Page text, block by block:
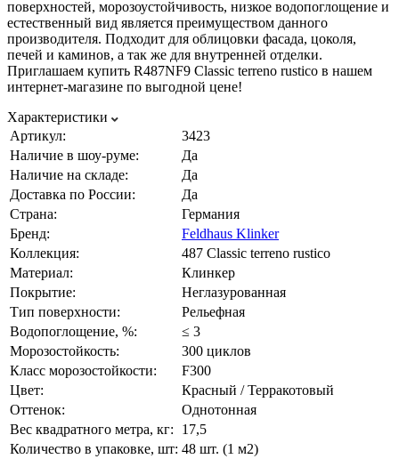
поверхностей, морозоустойчивость, низкое водопоглощение и
естественный вид является преимуществом данного
производителя. Подходит для облицовки фасада, цоколя,
печей и каминов, а так же для внутренней отделки.
Приглашаем купить R487NF9 Classic terreno rustico в нашем
интернет-магазине по выгодной цене!
Характеристики
Артикул:
3423
Наличие в шоу-руме:
Да
Наличие на складе:
Да
Доставка по России:
Да
Страна:
Германия
Бренд:
Feldhaus Klinker
Коллекция:
487 Classic terreno rustico
Материал:
Клинкер
Покрытие:
Неглазурованная
Тип поверхности:
Рельефная
Водопоглощение, %:
≤ 3
Морозостойкость:
300 циклов
Класс морозостойкости:
F300
Цвет:
Красный / Терракотовый
Оттенок:
Однотонная
Вес квадратного метра, кг:
17,5
Количество в упаковке, шт: 48 шт. (1 м2)